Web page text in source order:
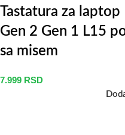
Tastatura za
Gen 2 Gen 1 L15
sa misem
7.999 RSD